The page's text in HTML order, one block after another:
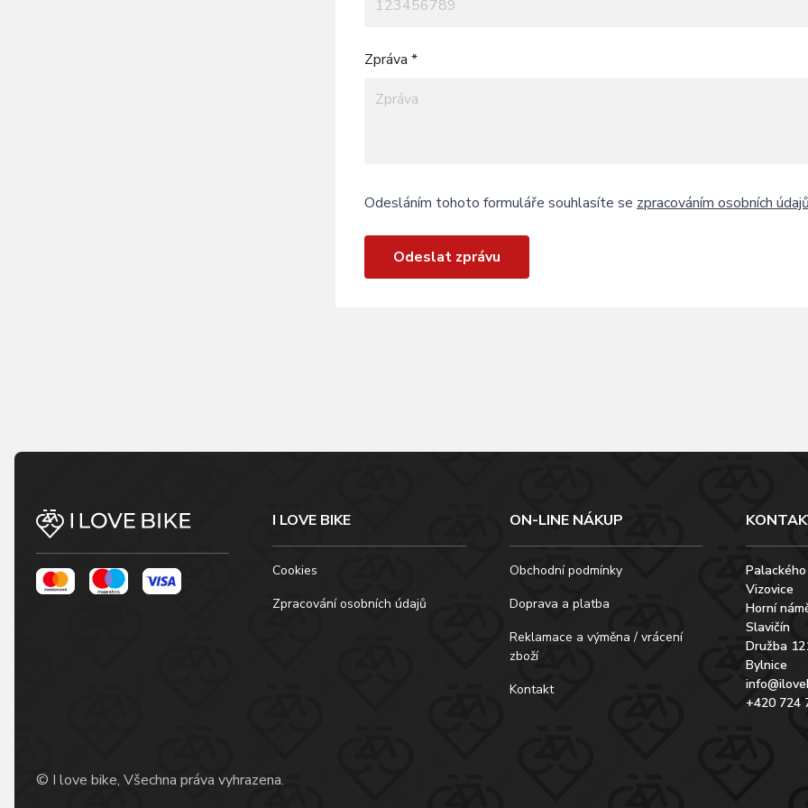
Zpráva *
Odesláním tohoto formuláře souhlasíte se zpracováním osobních
Odeslat zprávu
I LOVE BIKE
Cookies
Zpracování osobních údajů
ON-LINE NÁKUP
Obchodní podmínky
Doprava a platba
Reklamace a výměna / vrácení
zboží
Kontakt
Vizovice
Horní
Slavičín
Družba
Bylnice
+420 724
© I love bike, Všechna práva vyhrazena.